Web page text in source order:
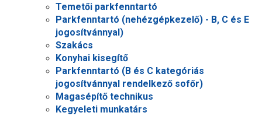
Temetői parkfenntartó
Parkfenntartó (nehézgépkezelő) - B, C és E
jogosítvánnyal)
Szakács
Konyhai kisegítő
Parkfenntartó (B és C kategóriás
jogosítvánnyal rendelkező sofőr)
Magasépítő technikus
Kegyeleti munkatárs